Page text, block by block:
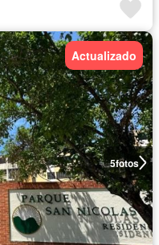
5fotos
Actualizado